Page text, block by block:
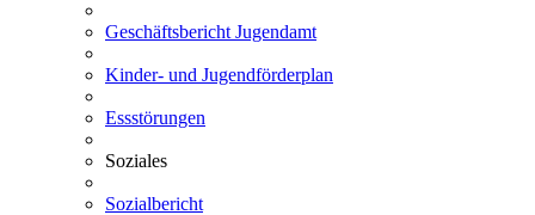
Geschäftsbericht Jugendamt
Kinder- und Jugendförderplan
Essstörungen
Soziales
Sozialbericht